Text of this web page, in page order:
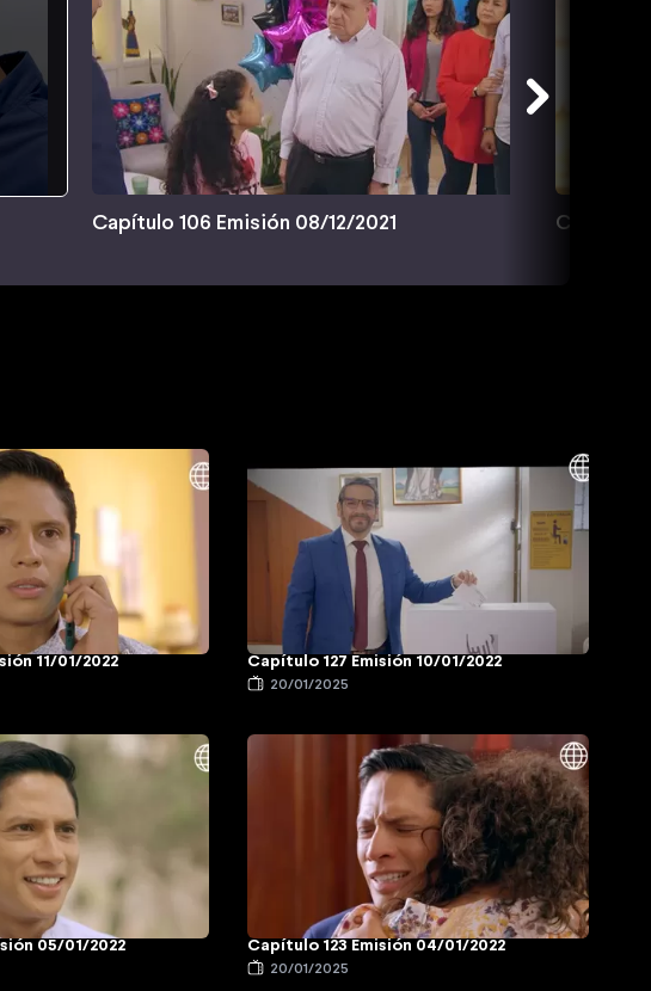
Capítulo 106 Emisión 08/12/2021 Capítulo
11/01/2022 Capítulo 127 Emisión 10/01/2022
20/01/2025
05/01/2022 Capítulo 123 Emisión 04/01/2022
20/01/2025